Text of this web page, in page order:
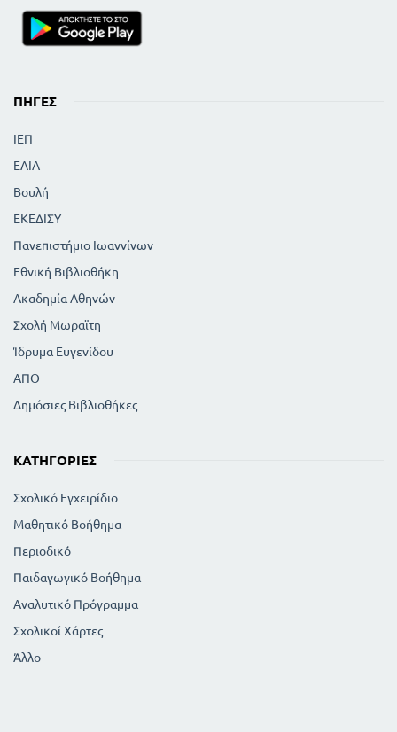
ΠΗΓΈΣ
ΙΕΠ
ΕΛΙΑ
Βουλή
ΕΚΕΔΙΣΥ
Πανεπιστήμιο Ιωαννίνων
Εθνική Βιβλιοθήκη
Ακαδημία Αθηνών
Σχολή Μωραϊτη
Ίδρυμα Ευγενίδου
ΑΠΘ
Δημόσιες Βιβλιοθήκες
ΚΑΤΗΓΟΡΊΕΣ
Σχολικό Εγχειρίδιο
Μαθητικό Βοήθημα
Περιοδικό
Παιδαγωγικό Βοήθημα
Αναλυτικό Πρόγραμμα
Σχολικοί Χάρτες
Άλλο